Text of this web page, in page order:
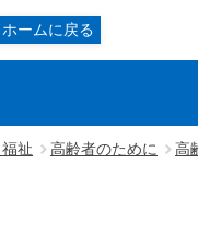
立区
ホームに戻る
祉 高齢者のために 高